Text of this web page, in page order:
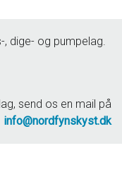
, dige- og pumpelag.
send os en mail på
info@nordfynskyst.dk